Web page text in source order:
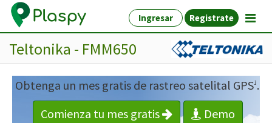
Ingresar Registrate
Teltonika - FMM650
Obtenga un mes gratis de rastreo satelital GPS1.
Comienza tu mes gratis
Demo